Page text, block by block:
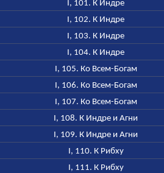
I, 101. К Индре
I, 102. К Индре
I, 103. К Индре
I, 104. К Индре
I, 105. Ко Всем-Богам
I, 106. Ко Всем-Богам
I, 107. Ко Всем-Богам
I, 108. К Индре и Агни
I, 109. К Индре и Агни
I, 110. К Рибху
I, 111. К Рибху